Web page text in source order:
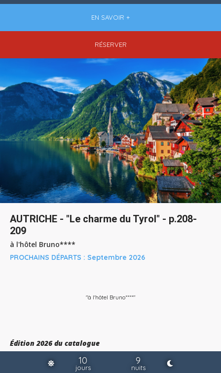
EN SAVOIR +
RÉSERVER
AUTRICHE - "Le charme du Tyrol" - p.208-
209
Édition 2026 du catalogue
à l'hôtel Bruno****
PROCHAINS DÉPARTS : Septembre 2026
"à l'hôtel Bruno****"
10
jours
9
nuits